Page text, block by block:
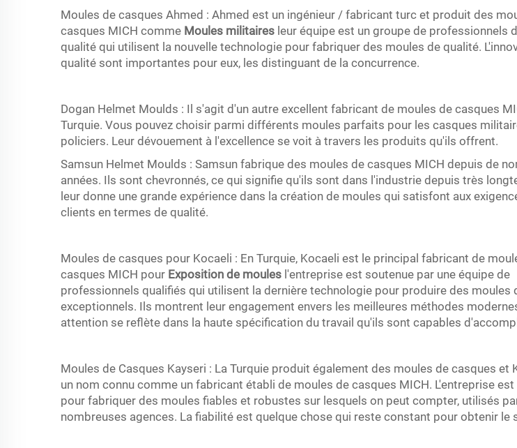
Moules de casques Ahmed : Ahmed est un ingénieur / fabricant turc et produit des
casques MICH comme Moules militaires leur équipe est un groupe de professionnels
qualité qui utilisent la nouvelle technologie pour fabriquer des moules de qualité.
qualité sont importantes pour eux, les distinguant de la concurrence.
Dogan Helmet Moulds : Il s'agit d'un autre excellent fabricant de moules de casques
Turquie. Vous pouvez choisir parmi différents moules parfaits pour les casques
policiers. Leur dévouement à l'excellence se voit à travers les produits qu'ils offrent.
Samsun Helmet Moulds : Samsun fabrique des moules de casques MICH depuis de
années. Ils sont chevronnés, ce qui signifie qu'ils sont dans l'industrie depuis très
leur donne une grande expérience dans la création de moules qui satisfont aux
clients en termes de qualité.
Moules de casques pour Kocaeli : En Turquie, Kocaeli est le principal fabricant de
casques MICH pour Exposition de moules l'entreprise est soutenue par une équipe de
professionnels qualifiés qui utilisent la dernière technologie pour produire des moules
exceptionnels. Ils montrent leur engagement envers les meilleures méthodes
attention se reflète dans la haute spécification du travail qu'ils sont capables
Moules de Casques Kayseri : La Turquie produit également des moules de casques et
un nom connu comme un fabricant établi de moules de casques MICH. L'entreprise
pour fabriquer des moules fiables et robustes sur lesquels on peut compter, utilisés
nombreuses agences. La fiabilité est quelque chose qui reste constant pour obtenir le